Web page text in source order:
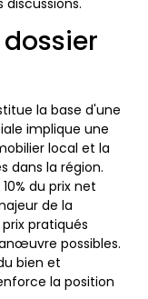
la base d'une
implique une
local et la
dans la région.
du prix net
de la
pratiqués
possibles.
bien et
la position